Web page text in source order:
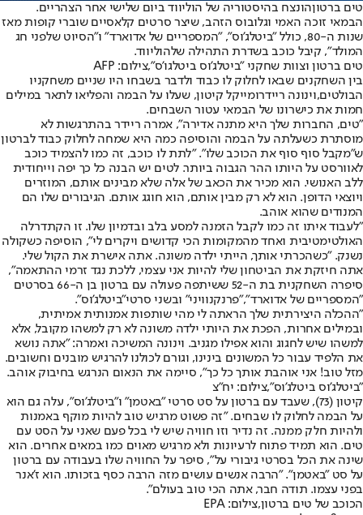
טים ברטוןהונצח בהיסטוריה של הוליווד ביום שלישי אחר הצהריים.
הבמאי זוכה האמי וגלובוס הזהב, שיצר סרטים קלאסיים שוברי קופות מאז
שנות ה-80, כולל "ביטלג'וס", "המספריים של אדוארד" ו"הסיוט שלפני חג
המולד", קיבל כוכב בשדרת התהילה שלהוליווד.
טים ברטון וצוות שחקני "ביטלג'וס ביטלגו'ס",צילום: AFP
בין השחקנים שבאו לחלוק לו כבוד ולדבר בשבחו היו שניים משחקניו
הבולטים,וינונה ריידרומייקל קיטון, שעלו על הבמה והפליאו לתאר במילים
חמות את כישרונו של הבמאי עטור השבחים.
"טים, החברות שלך היא מתנה אדירה", אמרה ריידר בהתרגשות לא
מוסתרת כשעלתה על הבמה והוסיפה כמה היא שמחה לחלוק כבוד לברטון
ש"מקבל סוף סוף את הכוכב שלו". "לתת לו כוכב, זה כמו להצמיד כוכב
לאוורסט על היותו ההר הגבוה ביותר. לטים יש הבנה כל כך יפה וייחודית
ללב האנושי. הוא מכיר את הכאב של אלה שלא מבינים אותם, המוזרים
ויוצאי הדופן. הוא לא רק מבין אותם, הוא חוגג אותם. הגיבורים שלו הם
המנודים שהוא אוהב.
"לעבוד איתו זה כמו לקבל הזמנה למסע בלב ובדמיון שלו. זו הקתדרלה
האולטימטיבית ואחד מהמקומות הכי קדושים ויקרים לי", הוסיפה כשקולה
נשנק. "כשהכרתי אותך, הייתי ילדה משונה. אתה אישרת את הקול שלי.
אתה חיזקת את הביטחון שלי להיות אני עצמי, ללכת נגד זרמי ההתאמה",
סיפרה השחקנית בת ה-52 ששיתפה פעולה עם ברטון בן ה-66 בסרטים
"המספריים של אדוארד","פרנקנוויני" ובשני סרטי"ביטלג'וס".
"ההכלה היצירתית שלך הראתה לי מהי שותפות אמנותית אמיתית,
ובמילים אחרות, הפכת את היותי ילדה משונה לא רק למשהו מקובל, אלא
למשהו שיש לחגוג והוא אפילו מגניב. וינונה המשיכה ואמרה: "אתה נושא
את הלפיד עבור כל המשונים בינינו, וגורם לכולנו להרגיש מובנים וחשובים.
מזל טוב! אני אוהבת אותך כל כך", סיימה את הנאום הנרגש בחיבוק אוהב.
"ביטלג'וס ביטלג'וס",צילום: יח"צ
קיטון (73), שעבד עם ברטון על סט סרטי "באטמן" ו"ביטלג'וס", עלה גם הוא
על הבמה לחלוק לו שבחים. "זה פשוט מרגיש טוב להיות מוקף באמנות
ולהיות חלק ממנה. זה נדיר וזו חוויה שיש לי בכל פעם שאני על הסט עם
טים. הוא תמיד פתוח לרעיונות ולא מרגיש מאוים כמו במאים אחרים. הוא
שינה את הכל בסרטי גיבורי על", סיפר על החוויה שלו בעבודה עם ברטון
על סט "באטמן". "הרבה אנשים עושים מזה הרבה כסף בזכותו. הוא ז'אנר
בפני עצמו. תודה חבר, אתה הכי טוב בעולם".
הכוכב של טים ברטון,צילום: EPA